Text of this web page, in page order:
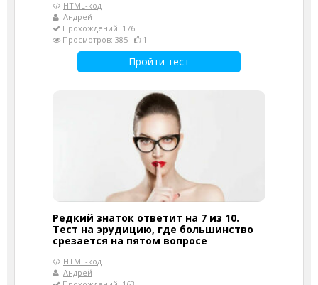
HTML-код
Андрей
Прохождений: 176
Просмотров: 385
1
Пройти тест
Редкий знаток ответит на 7 из 10.
Тест на эрудицию, где большинство
срезается на пятом вопросе
HTML-код
Андрей